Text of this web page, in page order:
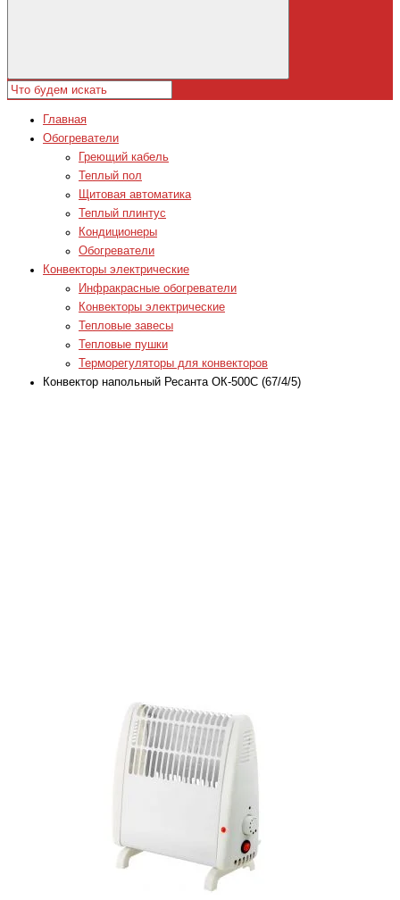
Главная
Обогреватели
Греющий кабель
Теплый пол
Щитовая автоматика
Теплый плинтус
Кондиционеры
Обогреватели
Конвекторы электрические
Инфракрасные обогреватели
Конвекторы электрические
Тепловые завесы
Тепловые пушки
Терморегуляторы для конвекторов
Конвектор напольный Ресанта ОК-500С (67/4/5)